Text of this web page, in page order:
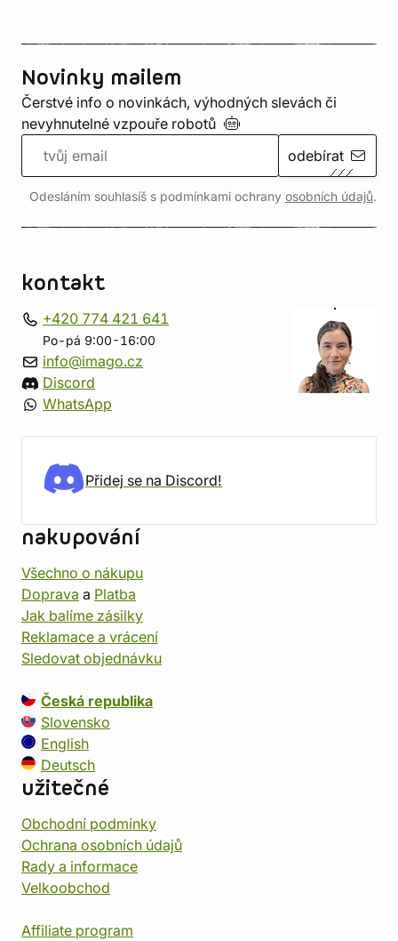
Novinky mailem
Čerstvé info o novinkách, výhodných slevách či
nevyhnutelné vzpouře robotů
odebírat
Odesláním souhlasíš s podmínkami ochrany osobních údajů.
kontakt
+420 774 421 641
Po-pá 9:00-16:00
info@imago.cz
Discord
WhatsApp
Přidej se na Discord!
nakupování
Všechno o nákupu
Doprava a Platba
Jak balíme zásilky
Reklamace a vrácení
Sledovat objednávku
Česká republika
Slovensko
English
Deutsch
užitečné
Obchodní podmínky
Ochrana osobních údajů
Rady a informace
Velkoobchod
Affiliate program